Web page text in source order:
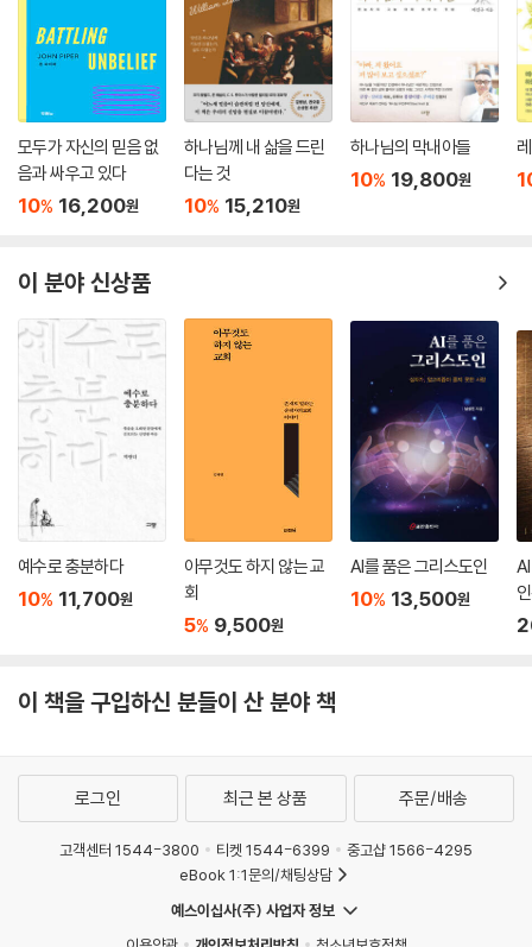
히 있사옵나이다”이다. 사도 바울이 확신에 찬 삶을 살 수 있었던 근거 또
한 확신에 찬 그의 기도 때문이었다. 그의 기도가 확신에 찰 수 있었던 것은
그 기도의 뿌리가 자신의 기도의 질이나 양에 있지 않고 기도를 들으시는
대상에 있었기 때문이다.
--- p. 359
모두가 자신의 믿음 없
음과 싸우고 있다
10% 16,200원
하나님께 내 삶을 드린
다는 것
10% 15,210원
하나님의 막내아들
10% 19,800원
이 분야 신상품
예수로 충분하다
10% 11,700원
아무것도 하지 않는 교
회
5% 9,500원
AI를 품은 그리스도인
10% 13,500원
이 책을 구입하신 분들이 산 분야 책
로그인 최근 본 상품 주문/배송
고객센터 1544-3800 티켓 1544-6399
중고샵 1566-4295
eBook 1:1문의/채팅상담
예스이십사(주) 사업자 정보